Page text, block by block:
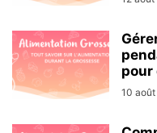
pour
10